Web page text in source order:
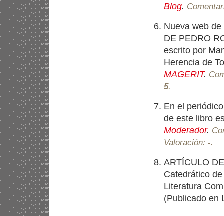
Blog.
Nueva web
DE PEDRO
escrito por
Herencia de
MAGERIT.
5.
En el
de este libro
Moderador.
Valoración: -.
ARTÍCULO
Catedrático
Literatura
(Publicado en